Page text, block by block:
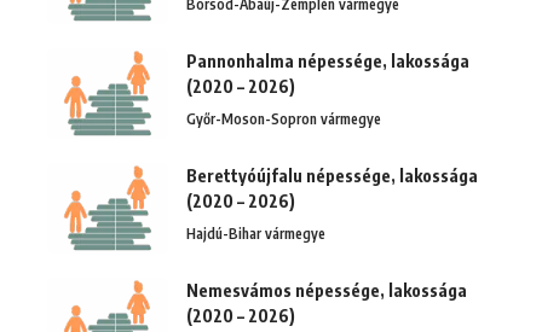
Borsod-Abaúj-Zemplén vármegye
Pannonhalma népessége, lakossága
(2020 – 2026)
Győr-Moson-Sopron vármegye
Berettyóújfalu népessége, lakossága
(2020 – 2026)
Hajdú-Bihar vármegye
Nemesvámos népessége, lakossága
(2020 – 2026)